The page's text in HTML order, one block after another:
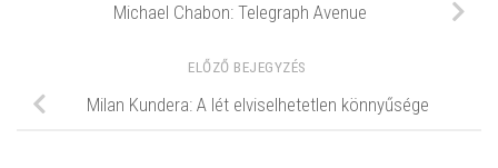
Michael Chabon: Telegraph Avenue
ELŐZŐ BEJEGYZÉS
Milan Kundera: A lét elviselhetetlen könnyűsége